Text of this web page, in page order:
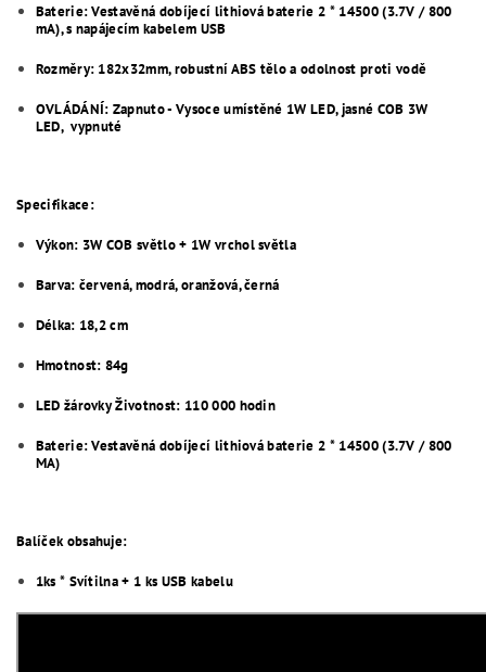
Baterie: Vestavěná dobíjecí lithiová baterie 2 * 14500 (3.7V / 800
mA), s napájecím kabelem USB
Rozměry: 182x32mm, robustní ABS tělo a odolnost proti vodě
OVLÁDÁNÍ: Zapnuto - Vysoce umístěné 1W LED, jasné COB 3W
LED, vypnuté
Specifikace:
Výkon: 3W COB světlo + 1W vrchol světla
Barva: červená, modrá, oranžová, černá
Délka: 18,2 cm
Hmotnost: 84g
LED žárovky Životnost: 110 000 hodin
Baterie: Vestavěná dobíjecí lithiová baterie 2 * 14500 (3.7V / 800
MA)
Balíček obsahuje:
1ks * Svítilna + 1 ks USB kabelu